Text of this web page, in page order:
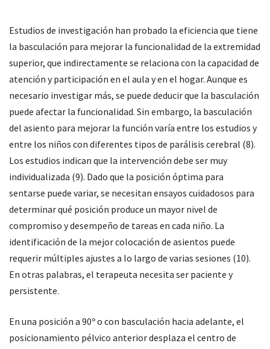
Estudios de investigación han probado la eficiencia que tiene
la basculación para mejorar la funcionalidad de la extremidad
superior, que indirectamente se relaciona con la capacidad de
atención y participación en el aula y en el hogar. Aunque es
necesario investigar más, se puede deducir que la basculación
puede afectar la funcionalidad. Sin embargo, la basculación
del asiento para mejorar la función varía entre los estudios y
entre los niños con diferentes tipos de parálisis cerebral (8).
Los estudios indican que la intervención debe ser muy
individualizada (9). Dado que la posición óptima para
sentarse puede variar, se necesitan ensayos cuidadosos para
determinar qué posición produce un mayor nivel de
compromiso y desempeño de tareas en cada niño. La
identificación de la mejor colocación de asientos puede
requerir múltiples ajustes a lo largo de varias sesiones (10).
En otras palabras, el terapeuta necesita ser paciente y
persistente.
En una posición a 90º o con basculación hacia adelante, el
posicionamiento pélvico anterior desplaza el centro de